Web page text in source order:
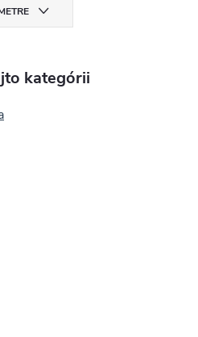
kategórii